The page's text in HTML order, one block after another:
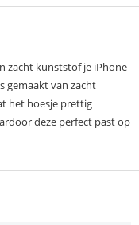
zacht kunststof je iPhone
gemaakt van zacht
het hoesje prettig
deze perfect past op